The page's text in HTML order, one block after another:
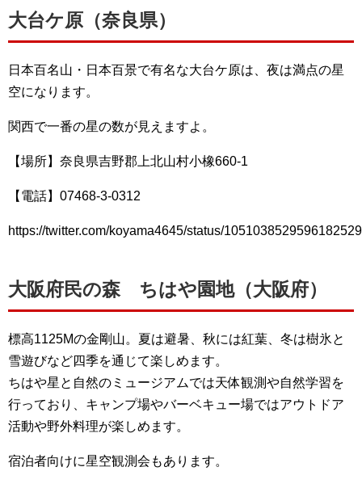
大台ケ原（奈良県）
日本百名山・日本百景で有名な大台ケ原は、夜は満点の星
空になります。
関西で一番の星の数が見えますよ。
【場所】奈良県吉野郡上北山村小橡660-1
【電話】07468‐3‐0312
https://twitter.com/koyama4645/status/1051038529596182529
大阪府民の森 ちはや園地（大阪府）
標高1125Mの金剛山。夏は避暑、秋には紅葉、冬は樹氷と
雪遊びなど四季を通じて楽しめます。
ちはや星と自然のミュージアムでは天体観測や自然学習を
行っており、キャンプ場やバーベキュー場ではアウトドア
活動や野外料理が楽しめます。
宿泊者向けに星空観測会もあります。